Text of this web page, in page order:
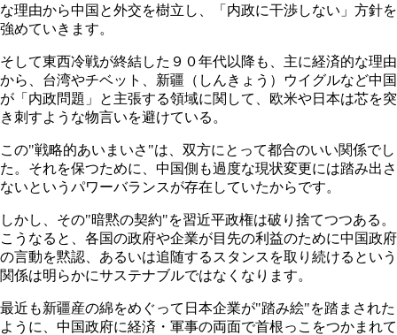
な理由から中国と外交を樹立し、「内政に干渉しない」方針を
強めていきます。
そして東西冷戦が終結した９０年代以降も、主に経済的な理由
から、台湾やチベット、新疆（しんきょう）ウイグルなど中国
が「内政問題」と主張する領域に関して、欧米や日本は芯を突
き刺すような物言いを避けている。
この"戦略的あいまいさ"は、双方にとって都合のいい関係でし
た。それを保つために、中国側も過度な現状変更には踏み出さ
ないというパワーバランスが存在していたからです。
しかし、その"暗黙の契約"を習近平政権は破り捨てつつある。
こうなると、各国の政府や企業が目先の利益のために中国政府
の言動を黙認、あるいは追随するスタンスを取り続けるという
関係は明らかにサステナブルではなくなります。
最近も新疆産の綿をめぐって日本企業が"踏み絵"を踏まされた
ように、中国政府に経済・軍事の両面で首根っこをつかまれて